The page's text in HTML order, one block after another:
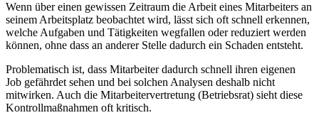
Wenn über einen gewissen Zeitraum die Arbeit eines Mitarbeiters an
seinem Arbeitsplatz beobachtet wird, lässt sich oft schnell erkennen,
welche Aufgaben und Tätigkeiten wegfallen oder reduziert werden
können, ohne dass an anderer Stelle dadurch ein Schaden entsteht.
Problematisch ist, dass Mitarbeiter dadurch schnell ihren eigenen
Job gefährdet sehen und bei solchen Analysen deshalb nicht
mitwirken. Auch die Mitarbeitervertretung (Betriebsrat) sieht diese
Kontrollmaßnahmen oft kritisch.